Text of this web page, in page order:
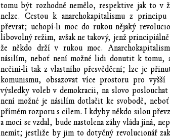
tomu být rozhodně nemělo, respektive jak to v
nelze. Cestou k anarchokapitalismu z
převrat; uchopí-li moc do rukou nějaký
libovolný režim, avšak ne takový, jenž
že někdo drží v rukou moc.
násilím, neboť není možné lidi donutit k tomu,
nečiní-li tak z vlastního přesvědčení; lze je
komunismu, obsazovat více prostoru pro
výsledky voleb v demokracii, na slovo poslouchat
není možné je násilím dotlačit ke svobodě,
přímém rozporu s cílem. I kdyby někdo silou
a moci se vzdal, bude nastolena záhy vláda jiná,
nemít; jestliže by jim to dotyčný revolucionář